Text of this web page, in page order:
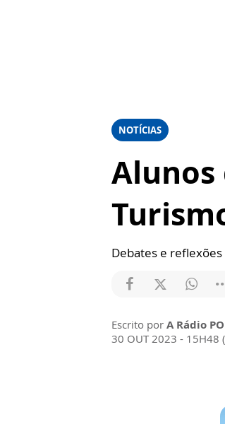
NOTÍCIAS
Alunos
Debates e
Escrito por A Rádio
30 OUT 2023 - 15H48